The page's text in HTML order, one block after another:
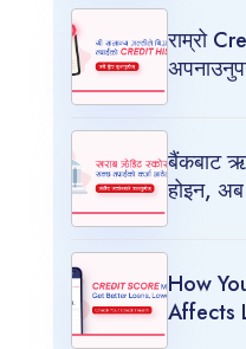
राम्रो
बैंकबाट
होइन,
How
Affects